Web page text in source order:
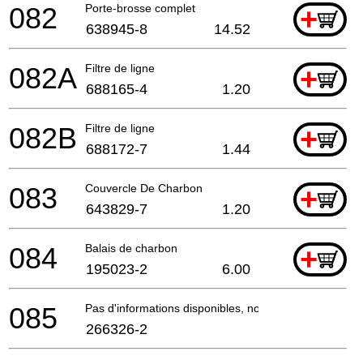
Porte-brosse complet +
082 638945-8 14.52
Filtre de ligne +
082A 688165-4 1.20
Filtre de ligne +
082B 688172-7 1.44
Couvercle De Charbon +
083 643829-7 1.20
Balais de charbon +
084 195023-2 6.00
Pas d'informations disponibles, non commandable
085 266326-2